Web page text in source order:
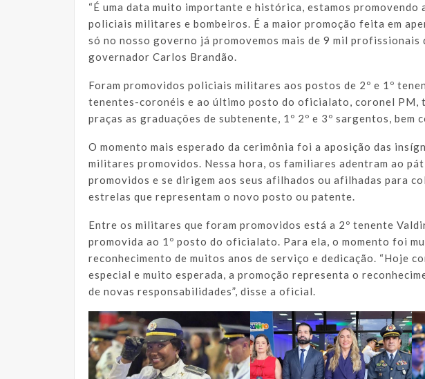
“É uma data muito importante e histórica, estamos promovendo
policiais militares e bombeiros. É a maior promoção feita em
só no nosso governo já promovemos mais de 9 mil profissionais
governador Carlos Brandão.
Foram promovidos policiais militares aos postos de 2º e 1º
tenentes-coronéis e ao último posto do oficialato, coronel PM,
praças as graduações de subtenente, 1º 2º e 3º sargentos, bem
O momento mais esperado da cerimônia foi a aposição das
militares promovidos. Nessa hora, os familiares adentram ao
promovidos e se dirigem aos seus afilhados ou afilhadas para
estrelas que representam o novo posto ou patente.
Entre os militares que foram promovidos está a 2º tenente
promovida ao 1º posto do oficialato. Para ela, o momento foi
reconhecimento de muitos anos de serviço e dedicação. “Hoje
especial e muito esperada, a promoção representa o
de novas responsabilidades”, disse a oficial.